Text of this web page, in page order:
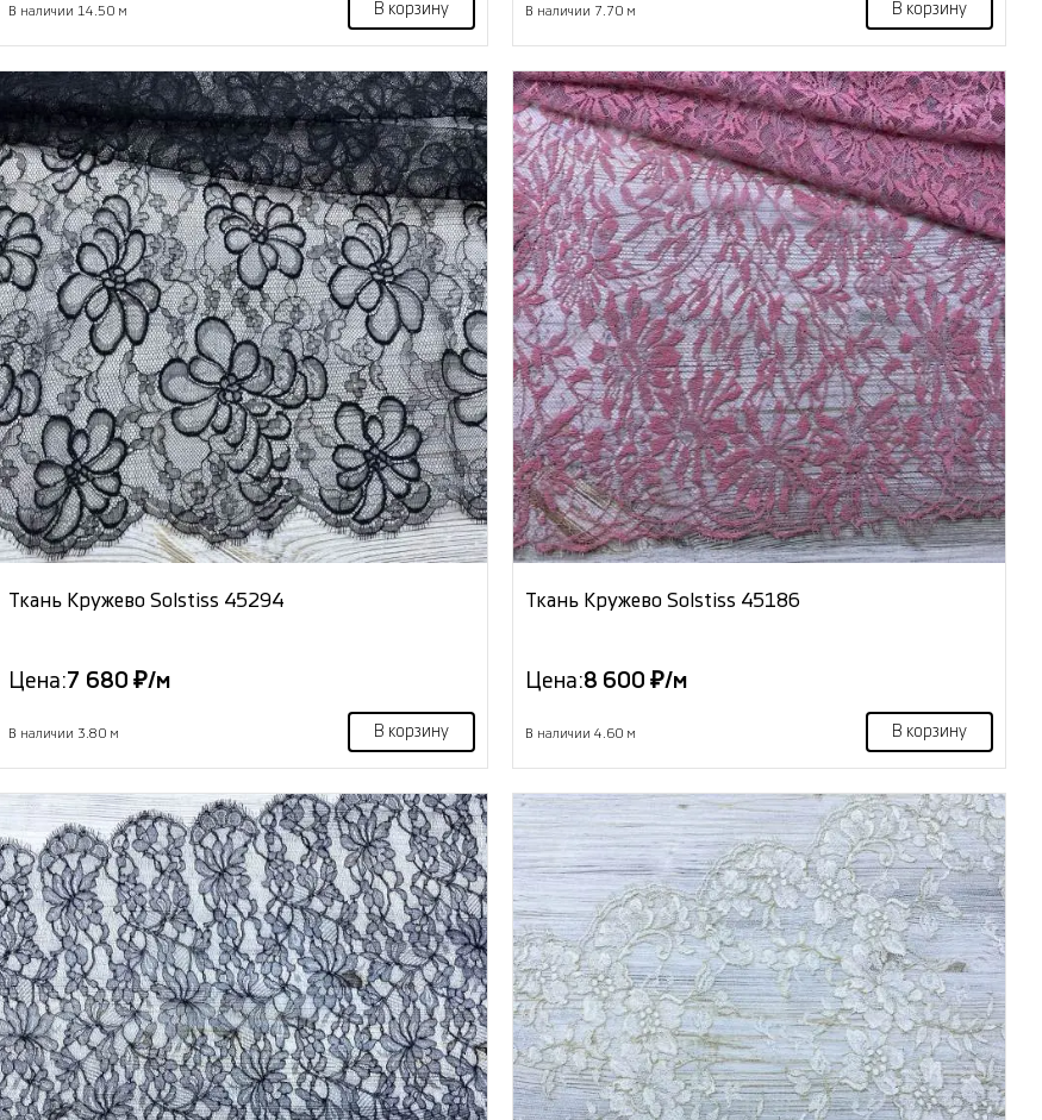
В наличии 14.50 м В корзину В наличии 7.70 м В корзину
Ткань Кружево Solstiss 45294
Цена:7 680 ₽/м
В наличии 3.80 м В корзину
Ткань Кружево Solstiss 45186
Цена:8 600 ₽/м
В наличии 4.60 м В корзину